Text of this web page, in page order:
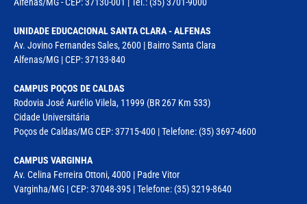
Alfenas/MG - CEP: 37130-001 | Tel.: (35) 3701-9000
UNIDADE EDUCACIONAL SANTA CLARA - ALFENAS
Av. Jovino Fernandes Sales, 2600 | Bairro Santa Clara
Alfenas/MG | CEP: 37133-840
CAMPUS POÇOS DE CALDAS
Rodovia José Aurélio Vilela, 11999 (BR 267 Km 533)
Cidade Universitária
Poços de Caldas/MG CEP: 37715-400 | Telefone: (35) 3697-4600
CAMPUS VARGINHA
Av. Celina Ferreira Ottoni, 4000 | Padre Vitor
Varginha/MG | CEP: 37048-395 | Telefone: (35) 3219-8640